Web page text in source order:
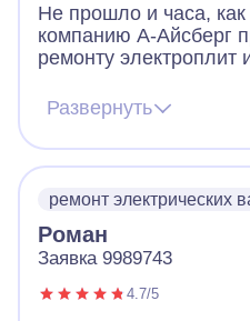
Не прошло и часа,
компанию А-Айсберг
ремонту электроплит
панели и на месте
карантина, когда
работает - это просто
самоизолироваться с
Большое спасибо!
Развернуть
ремонт электрических
Роман
Заявка 9989743
4.7/5